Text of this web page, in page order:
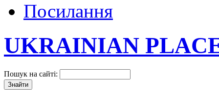
Посилання
UKRAINIAN
Пошук на сайті: